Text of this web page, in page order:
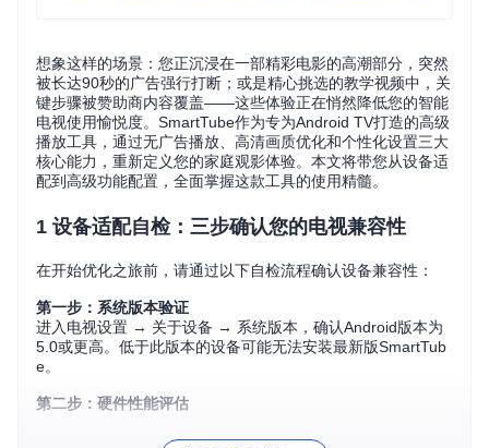
想象这样的场景：您正沉浸在一部精彩电影的高潮部分，突然
被长达90秒的广告强行打断；或是精心挑选的教学视频中，关
键步骤被赞助商内容覆盖——这些体验正在悄然降低您的智能
电视使用愉悦度。SmartTube作为专为Android TV打造的高级
播放工具，通过无广告播放、高清画质优化和个性化设置三大
核心能力，重新定义您的家庭观影体验。本文将带您从设备适
配到高级功能配置，全面掌握这款工具的使用精髓。
1 设备适配自检：三步确认您的电视兼容性
在开始优化之旅前，请通过以下自检流程确认设备兼容性：
第一步：系统版本验证
进入电视设置 → 关于设备 → 系统版本，确认Android版本为
5.0或更高。低于此版本的设备可能无法安装最新版SmartTub
e。
第二步：硬件性能评估
运行内存：建议不低于2GB（可在设备规格参数中查看）